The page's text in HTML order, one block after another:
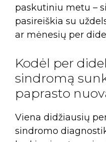
paskutiniu metu –
pasireiškia su
ar mėnesių per
Kodėl per
sindromą
paprasto
Viena didžiausių
sindromo